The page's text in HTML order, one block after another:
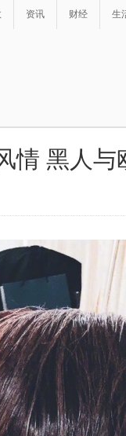
资讯 财经 生
情 黑人与